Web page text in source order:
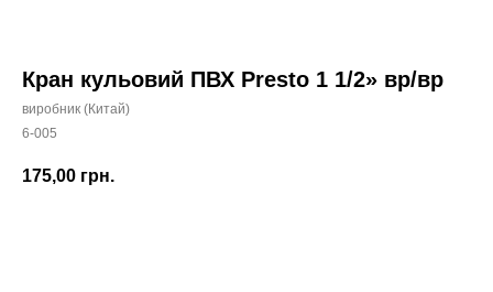
Кран кульовий ПВХ Presto 1 1/2» вр/вр
виробник (Китай)
6-005
175,00 грн.